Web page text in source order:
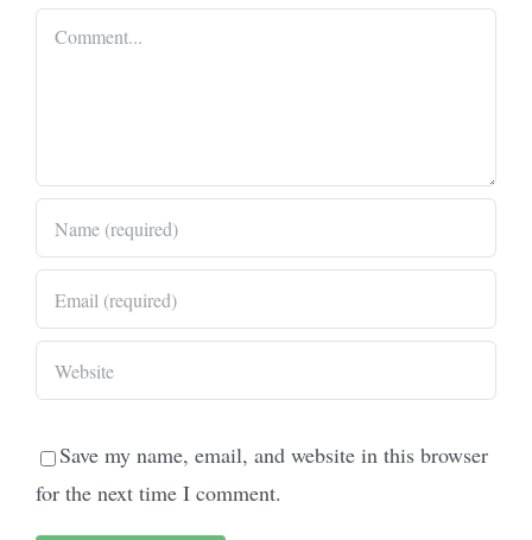
Comment
Save my name, email, and website in this browser
for the next time I comment.